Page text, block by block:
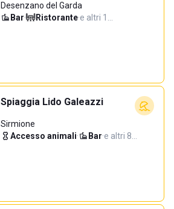
Desenzano del Garda
Bar· Ristorante·e altri 1…
Spiaggia Lido Galeazzi
Sirmione
Accesso animali· Bar·e altri 8…